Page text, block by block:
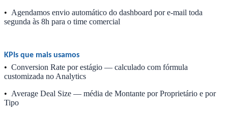
• Agendamos envio automático do dashboard por e-mail toda
segunda às 8h para o time comercial
KPIs que mais usamos
• Conversion Rate por estágio — calculado com fórmula
customizada no Analytics
• Average Deal Size — média de Montante por Proprietário e por
Tipo